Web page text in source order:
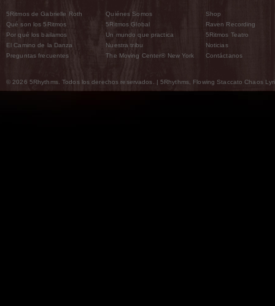
5Ritmos de Gabrielle Roth
Qué son los 5Ritmos
Por qué los bailamos
El Camino de la Danza
Preguntas frecuentes
Quiénes Somos
5Ritmos Global
Un mundo que practica
Nuestra tribu
The Moving Center® New York
Shop
Raven Recording
5Ritmos Teatro
Noticias
Contáctanos
© 2026 5Rhythms. Todos los derechos reservados. | 5Rhythms, Flowing Staccato Chaos